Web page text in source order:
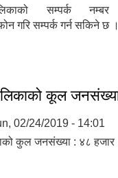
सम्पर्क
गरि सम्पर्क गर्न सकिने छ ।
कूल
02/24/2019 - 14:01
कुल जनसंख्या : ४८